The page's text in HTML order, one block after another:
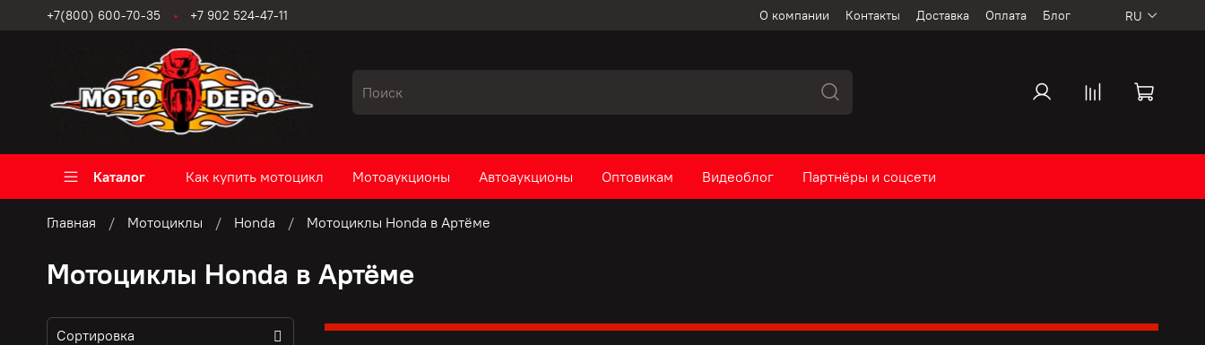
О компании Контакты Доставка Оплата Блог
+7(800) 600-70-35 +7 902 524-47-11 RU
Каталог Как купить мотоцикл Мотоаукционы Автоаукционы Оптовикам Видеоблог Партнёры и соцсети
Главная Мотоциклы Honda Мотоциклы Honda в Артёме
Мотоциклы Honda в Артёме